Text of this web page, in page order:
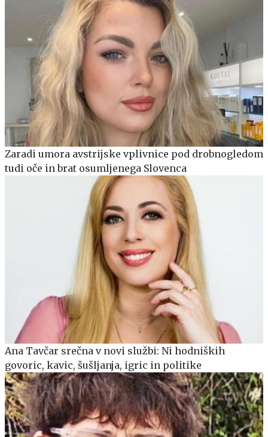
Zaradi umora avstrijske vplivnice pod drobnogledom
tudi oče in brat osumljenega Slovenca
Ana Tavčar srečna v novi službi: Ni hodniških
govoric, kavic, šušljanja, igric in politike